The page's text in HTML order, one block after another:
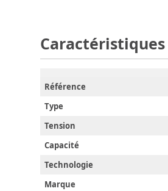
Caractéristiques
Référence
Type
Tension
Capacité
Technologie
Marque